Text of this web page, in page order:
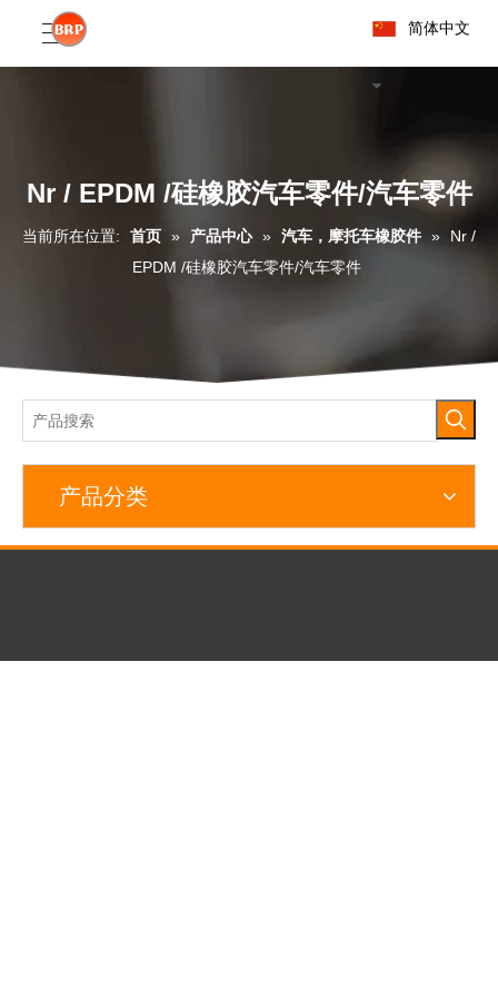
简体中文
Nr / EPDM /硅橡胶汽车零件/汽车零件
当前所在位置: 首页 » 产品中心 » 汽车，摩托车橡胶件 »
Nr /
EPDM /硅橡胶汽车零件/汽车零件
产品分类